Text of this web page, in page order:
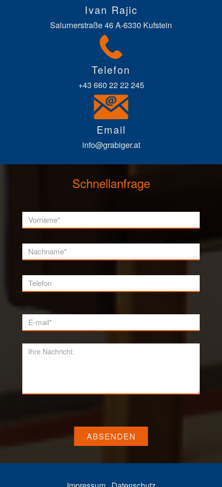
Ivan Rajic
Salurnerstraße 46 A-6330 Kufstein
Telefon
+43 660 22 22 245
Email
info@grabiger.at
Schnellanfrage
ABSENDEN